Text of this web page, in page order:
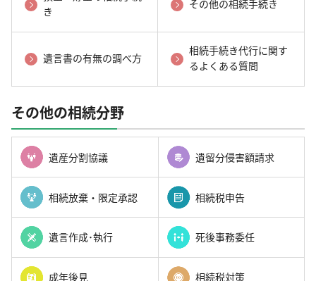
き
その他の相続手続き
遺言書の有無の調べ方
相続手続き代行に関す
るよくある質問
その他の相続分野
遺産分割協議 遺留分侵害額請求
相続放棄・限定承認 相続税申告
遺言作成･執行 死後事務委任
成年後見 相続税対策